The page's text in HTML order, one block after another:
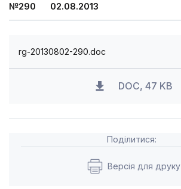
№290 02.08.2013
rg-20130802-290.doc
DOC, 47 KB
Поділитися:
Версія для друку